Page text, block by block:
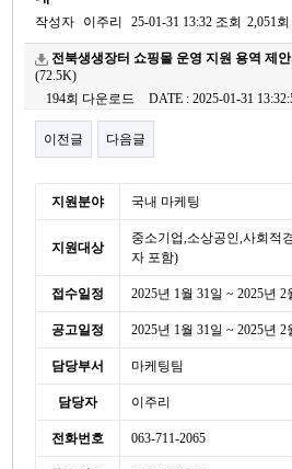
작성자 이주리 25-01-31 13:32 조회 2,051회
전북생생장터 쇼핑몰 운영 지원 용역 제
(72.5K)
194회 다운로드
DATE : 2025-01-31
이전글 다음글
본문
지원분야 국내 마케팅
지원대상
중소기업,소상공인,사회적
자 포함)
접수일정 2025년 1월 31일 ~ 2025년 2
공고일정 2025년 1월 31일 ~ 2025년 2
담당부서 마케팅팀
담당자 이주리
전화번호 063-711-2065